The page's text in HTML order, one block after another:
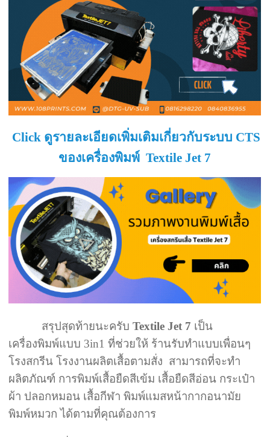
Click ดูรายละเอียดเพิ่มเติมเกี่ยวกับระบบ CTS
ของเครื่องพิมพ์ Textile Jet 7
สรุปสุดท้ายนะครับ Textile Jet 7 เป็น
เครื่องพิมพ์แบบ 3in1 ที่ช่วยให้ ร้านรับทำแบบเพื่อนๆ
โรงสกรีน โรงงานผลิตเสื้อตามสั่ง สามารถที่จะทำ
ผลิตภัณฑ์ การพิมพ์เสื้อยืดสีเข้ม เสื้อยืดสีอ่อน กระเป๋า
ผ้า ปลอกหมอน เสื้อกีฬา พิมพ์แมสหน้ากากอนามัย
พิมพ์หมวก ได้ตามที่คุณต้องการ